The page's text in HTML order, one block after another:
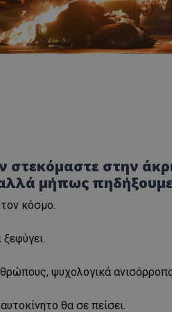
στεκόμαστε στην
μήπως
κόσμο.
ψυχολογικά
θα σε πείσει.